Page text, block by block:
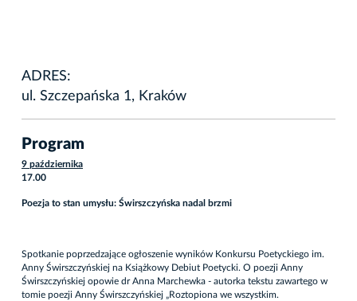
ADRES:
ul. Szczepańska 1, Kraków
Program
9 października
17.00
Poezja to stan umysłu: Świrszczyńska nadal brzmi
Spotkanie poprzedzające ogłoszenie wyników Konkursu Poetyckiego im.
Anny Świrszczyńskiej na Książkowy Debiut Poetycki. O poezji Anny
Świrszczyńskiej opowie dr Anna Marchewka - autorka tekstu zawartego w
tomie poezji Anny Świrszczyńskiej „Roztopiona we wszystkim.